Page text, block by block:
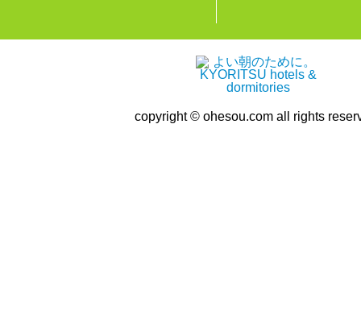
copyright © ohesou.com all rights